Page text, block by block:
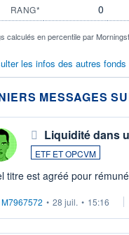
RANG* 0
calculés en percentile par
les infos des autres fonds
MESSAGES
Liquidité dans
ETF ET OPCVM
titre est agréé pour
M7967572 • 28 juil. • 15:16